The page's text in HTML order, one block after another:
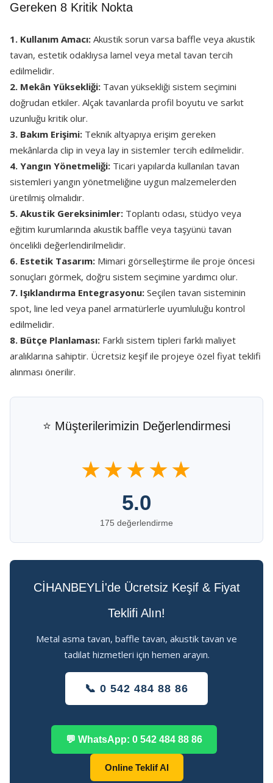
Gereken 8 Kritik Nokta
1. Kullanım Amacı: Akustik sorun varsa baffle veya akustik
tavan, estetik odaklıysa lamel veya metal tavan tercih
edilmelidir.
2. Mekân Yüksekliği: Tavan yüksekliği sistem seçimini
doğrudan etkiler. Alçak tavanlarda profil boyutu ve sarkıt
uzunluğu kritik olur.
3. Bakım Erişimi: Teknik altyapıya erişim gereken
mekânlarda clip in veya lay in sistemler tercih edilmelidir.
4. Yangın Yönetmeliği: Ticari yapılarda kullanılan tavan
sistemleri yangın yönetmeliğine uygun malzemelerden
üretilmiş olmalıdır.
5. Akustik Gereksinimler: Toplantı odası, stüdyo veya
eğitim kurumlarında akustik baffle veya taşyünü tavan
öncelikli değerlendirilmelidir.
6. Estetik Tasarım: Mimari görselleştirme ile proje öncesi
sonuçları görmek, doğru sistem seçimine yardımcı olur.
7. Işıklandırma Entegrasyonu: Seçilen tavan sisteminin
spot, line led veya panel armatürlerle uyumluluğu kontrol
edilmelidir.
8. Bütçe Planlaması: Farklı sistem tipleri farklı maliyet
aralıklarına sahiptir. Ücretsiz keşif ile projeye özel fiyat teklifi
alınması önerilir.
⭐ Müşterilerimizin Değerlendirmesi
★★★★★
5.0
175 değerlendirme
CİHANBEYLİ'de Ücretsiz Keşif & Fiyat
Teklifi Alın!
Metal asma tavan, baffle tavan, akustik tavan ve
tadilat hizmetleri için hemen arayın.
📞 0 542 484 88 86
💬 WhatsApp: 0 542 484 88 86
Online Teklif Al